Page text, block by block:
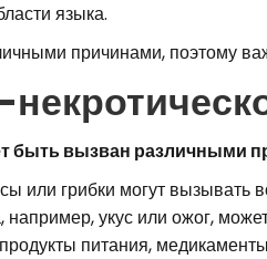
языка.
причинами, поэтому
быть вызван различными
или грибки могут вызывать
например, укус или ожог,
питания,